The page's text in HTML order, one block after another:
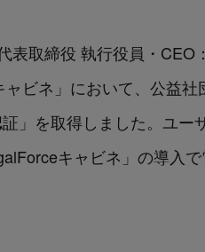
表取締役 執行役員・CEO
ビネ」において、公益
」を取得しました。ユー
キャビネ」の導入